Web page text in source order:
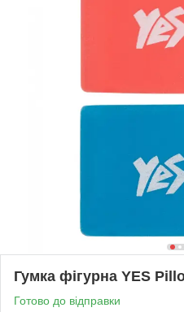
Гумка фігурна YES
Готово до відправки